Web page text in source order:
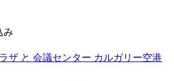
み
ザ と 会議センター カルガリー空港